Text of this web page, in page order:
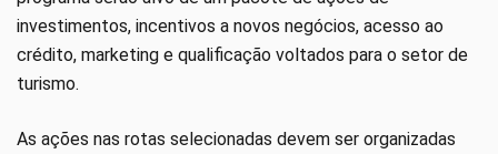
investimentos, incentivos a novos negócios, acesso ao
crédito, marketing e qualificação voltados para o setor de
turismo.
As ações nas rotas selecionadas devem ser organizadas